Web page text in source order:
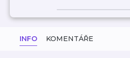
INFO KOMENTÁŘE